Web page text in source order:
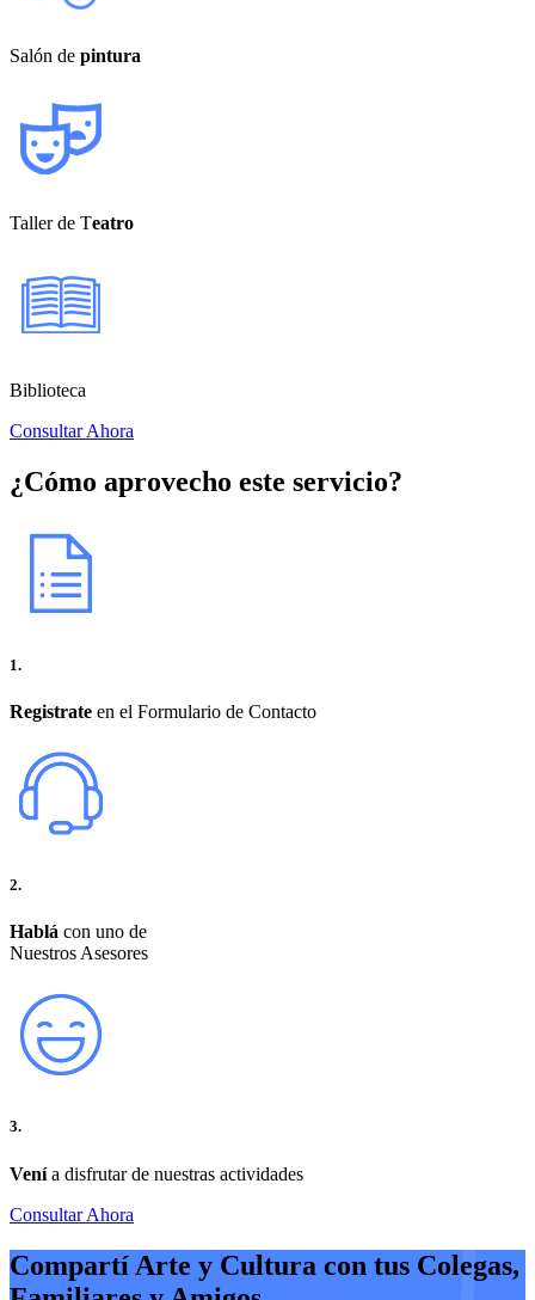
Salón de pintura
Taller de Teatro
Biblioteca
Consultar Ahora
¿Cómo aprovecho este servicio?
1.
Registrate en el Formulario de Contacto
2.
Hablá con uno de
Nuestros Asesores
3.
Venía disfrutar de nuestras actividades
Consultar Ahora
Compartí Arte y Cultura con tus Colegas,